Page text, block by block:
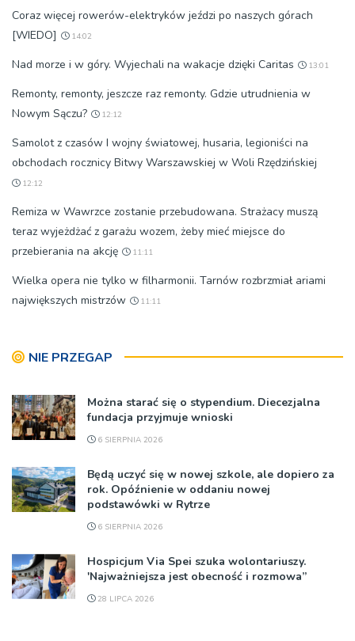
Coraz więcej rowerów-elektryków jeździ po naszych górach
[WIEDO]
14:02
Nad morze i w góry. Wyjechali na wakacje dzięki Caritas 13:01
Remonty, remonty, jeszcze raz remonty. Gdzie utrudnienia w
Nowym Sączu?
12:12
Samolot z czasów I wojny światowej, husaria, legioniści na
obchodach rocznicy Bitwy Warszawskiej w Woli Rzędzińskiej
12:12
Remiza w Wawrzce zostanie przebudowana. Strażacy muszą
teraz wyjeżdżać z garażu wozem, żeby mieć miejsce do
przebierania na akcję
11:11
Wielka opera nie tylko w filharmonii. Tarnów rozbrzmiał ariami
największych mistrzów
11:11
NIE PRZEGAP
Można starać się o stypendium. Diecezjalna
fundacja przyjmuje wnioski
6 SIERPNIA 2026
Będą uczyć się w nowej szkole, ale dopiero za
rok. Opóźnienie w oddaniu nowej
podstawówki w Rytrze
6 SIERPNIA 2026
Hospicjum Via Spei szuka wolontariuszy.
'Najważniejsza jest obecność i rozmowa”
28 LIPCA 2026